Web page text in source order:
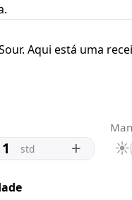
Aqui está uma
std + ☀